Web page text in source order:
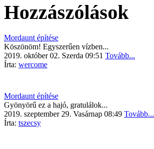
Hozzászólások
Mordaunt építése
Köszönöm! Egyszerűen vízben...
2019. október 02. Szerda 09:51 Tovább...
Írta: wercome
Mordaunt építése
Gyönyörű ez a hajó, gratulálok...
2019. szeptember 29. Vasárnap 08:49 Tovább...
Írta: tszecsy